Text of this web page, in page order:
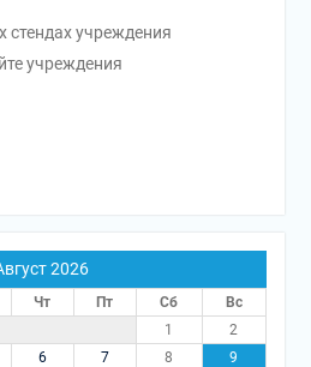
учреждения
учреждения
2026
Чт Пт Сб
Вс
1
2
6 7 8
9